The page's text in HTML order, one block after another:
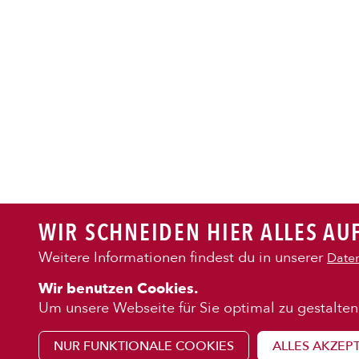
VEGI/
SALATÜber uns
Franchise
WIR SCHNEIDEN HIER ALLES
Weitere Informationen findest du in unserer
Wir benutzen Cookies.
Um unsere Webseite für Sie optimal zu
NUR FUNKTIONALE COOKIES ALLES